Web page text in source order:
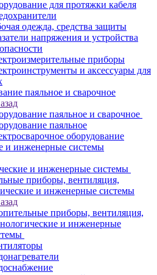
для протяжки кабеля
одежда, средства защиты
напряжения и устройства
приборы
и аксессуары для
паяльное и сварочное
паяльное и сварочное
паяльное
оборудование
и инженерные системы
и инженерные системы
приборы, вентиляция,
и инженерные системы
приборы, вентиляция,
и инженерные